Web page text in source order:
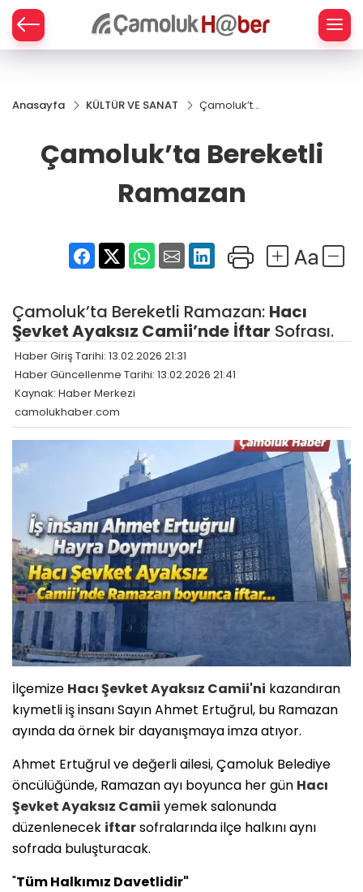
Anasayfa KÜLTÜR VE SANAT
Çamoluk’ta
Çamoluk’ta Bereketli
Ramazan
Çamoluk’ta Bereketli Ramazan: Hacı
Şevket Ayaksız Camii’nde İftar Sofrası.
Haber Giriş Tarihi: 13.02.2026 21:31
Haber Güncellenme Tarihi: 13.02.2026 21:41
Kaynak: Haber Merkezi
camolukhaber.com
İlçemize Hacı Şevket Ayaksız Camii'ni kazandıran
kıymetli iş insanı Sayın Ahmet Ertuğrul, bu Ramazan
ayında da örnek bir dayanışmaya imza atıyor.
Ahmet Ertuğrul ve değerli ailesi, Çamoluk Belediye
öncülüğünde, Ramazan ayı boyunca her gün Hacı
Şevket Ayaksız Camii yemek salonunda
düzenlenecek iftarsofralarında ilçe halkını aynı
sofrada buluşturacak.
"Tüm Halkımız Davetlidir"